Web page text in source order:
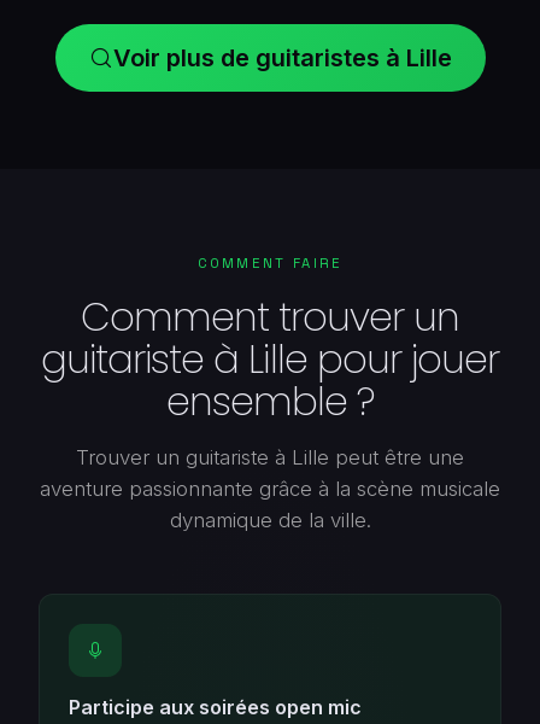
Voir plus de guitaristes à Lille
COMMENT FAIRE
Comment trouver un
guitariste à Lille pour jouer
ensemble ?
Trouver un guitariste à Lille peut être une
aventure passionnante grâce à la scène musicale
dynamique de la ville.
Participe aux soirées open mic